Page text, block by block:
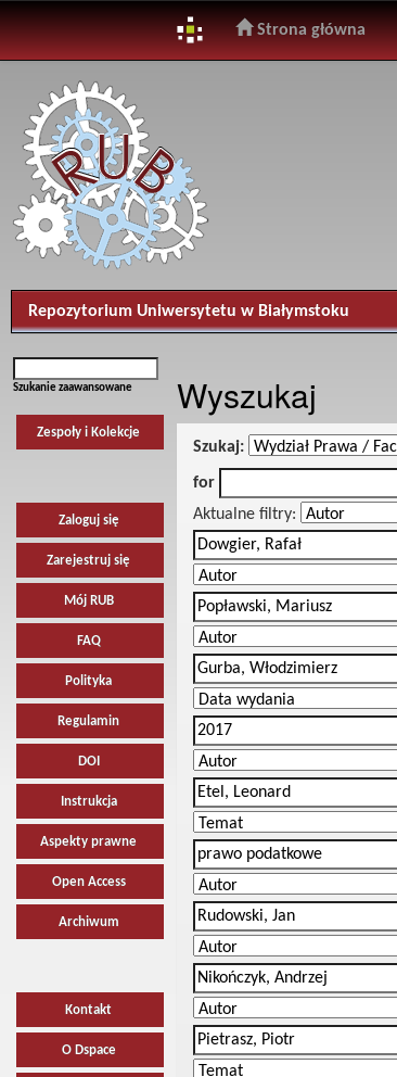
navigation
Strona główna
Repozytorium Uniwersytetu w Białymstoku
Szukanie zaawansowane
Zespoły i Kolekcje
Zaloguj się
Zarejestruj się
Mój RUB
FAQ
Polityka
Regulamin
DOI
Instrukcja
Aspekty prawne
Open Access
Archiwum
Kontakt
O Dspace
Wyszukaj
Szukaj:
for
Aktualne filtry: